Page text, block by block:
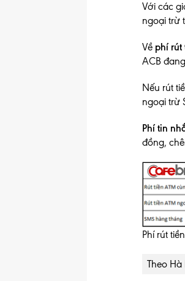
Với các
ngoại trừ
Về phí rút
ACB
Nếu rút
ngoại trừ
Phí tin
đồng,
Phí rút
Theo Hà